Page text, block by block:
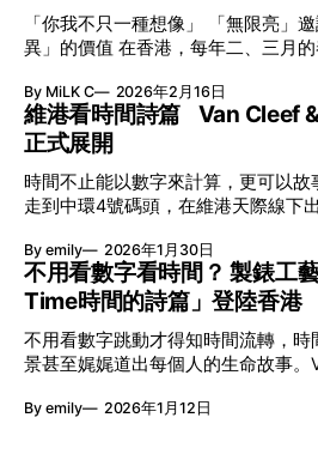
「你我不只一種想像」 「無限亮」邀請觀眾重新思考「差
異」的價值 在香港，每年二、三月的春季，一個名字低調但
節與香港賽馬會慈善信託基金聯合呈
八年來不只是帶來無數來自世界各
本地建立屬於香港的共融創作生態。
艦藝團強強聯手打造兩部深具意義的
影》，展開一場前所未有的藝術對話
能量，全面開展一場無界限嘅藝術旅程。 第八屆「無
以「你我不只一種想像」為題，從共
的價值。不同能力人士是社會多樣性
「不同」能力與特質，當我們一齊生
發，偏見與界線，也自然被藝術溶化。 「無限亮」2026精
節目包括: 2月27日至3月1日：帕拉管弦樂團《無邊狂想曲》/
音樂‧舞蹈 (開幕節目) 2月28日
By MiLK C 2026年2月16日
維港看時間詩篇 Van Cleef
正式展開
時間不止能以數字來計算，更可以故
走到中環4號碼頭，在維港天際線下
覽。由即日至2月8日期間舉行，世家
言搬離傳統店舖，放進公共場域，讓
件，而是一場可以與他人一同經歷的詩意旅程
「時間詩集」 走進展場尤如翻開一本時間詩集，藉由不同主
題呈現時間的無限想像。Van Cleef
由單純的機械與數字堆砌，更像是腕
精湛的製錶技術與敘事美學為核心，
報時的功能，而是把稍縱即逝的瞬間
By emily 2026年1月30日
不用看數字看時間？ 製錶工
Time時間的詩篇」登陸香港
不用看數字跳動才得知時間流轉，
景甚至娓娓道出每個人的生命故事。
詩篇」展覽，邀請大家走進由愛情故
By emily 2026年1月12日